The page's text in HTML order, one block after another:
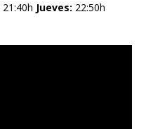
21:40h Jueves: 22:50h